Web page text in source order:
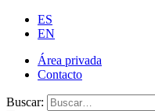
ES
EN
Área privada
Contacto
Buscar: